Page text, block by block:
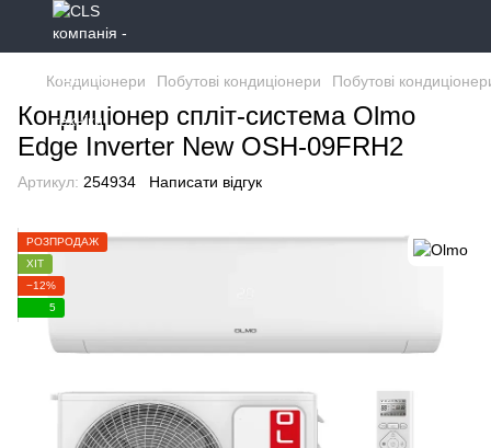
Кондиціонери Побутові кондиціонери Побутові
Кондиціонер спліт-система Olmo
Edge Inverter New OSH-09FRH2
Артикул: 254934 Написати відгук
РОЗПРОДАЖ
ХІТ
−12%
5